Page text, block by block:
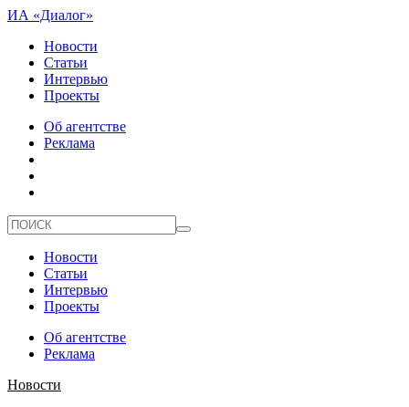
ИА «Диалог»
Новости
Статьи
Интервью
Проекты
Об агентстве
Реклама
Новости
Статьи
Интервью
Проекты
Об агентстве
Реклама
Новости